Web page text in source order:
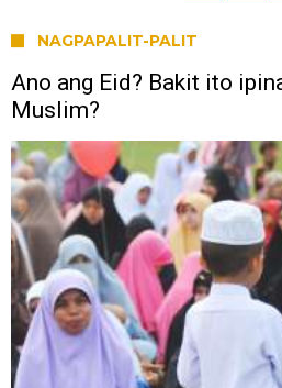
NAGPAPALIT-PALIT
Ano ang Eid? Bakit ito
Muslim?